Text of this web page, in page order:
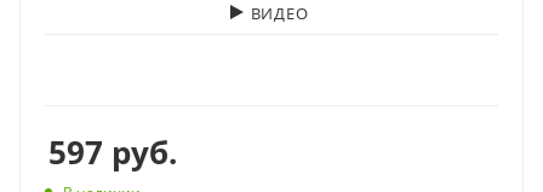
ВИДЕО
597 руб.